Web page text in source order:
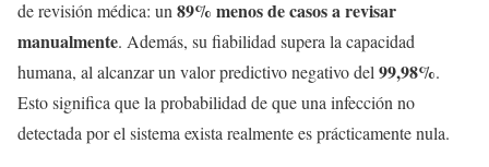
de revisión médica: un 89% menos de casos a revisar
manualmente. Además, su fiabilidad supera la capacidad
humana, al alcanzar un valor predictivo negativo del 99,98%.
Esto significa que la probabilidad de que una infección no
detectada por el sistema exista realmente es prácticamente nula.